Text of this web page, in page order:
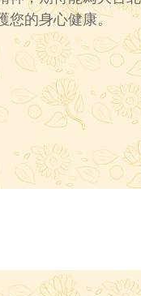
您的身心健康。